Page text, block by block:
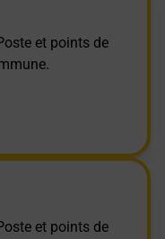
et points de
et points de